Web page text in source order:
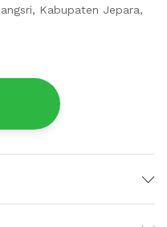
Kabupaten Jepara,